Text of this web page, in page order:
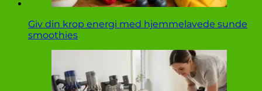
Giv din krop energi med hjemmelavede sunde
smoothies